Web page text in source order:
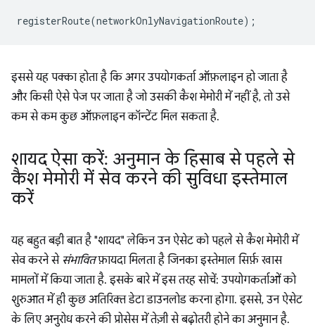
registerRoute(networkOnlyNavigationRoute);
इससे यह पक्का होता है कि अगर उपयोगकर्ता ऑफ़लाइन हो जाता है
और किसी ऐसे पेज पर जाता है जो उसकी कैश मेमोरी में नहीं है, तो उसे
कम से कम कुछ ऑफ़लाइन कॉन्टेंट मिल सकता है.
शायद ऐसा करें: अनुमान के हिसाब से पहले से
कैश मेमोरी में सेव करने की सुविधा इस्तेमाल
करें
यह बहुत बड़ी बात है "शायद" लेकिन उन ऐसेट को पहले से कैश मेमोरी में
सेव करने से संभावितफ़ायदा मिलता है जिनका इस्तेमाल सिर्फ़ खास
मामलों में किया जाता है. इसके बारे में इस तरह सोचें: उपयोगकर्ताओं को
शुरुआत में ही कुछ अतिरिक्त डेटा डाउनलोड करना होगा. इससे, उन ऐसेट
के लिए अनुरोध करने की प्रोसेस में तेज़ी से बढ़ोतरी होने का अनुमान है.